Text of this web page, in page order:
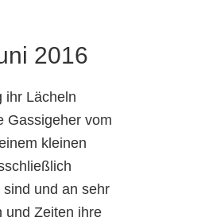
2016
ihr Lächeln
Gassigeher vom
kleinen
und an sehr
und Zeiten ihre